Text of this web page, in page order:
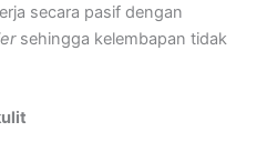
secara pasif dengan
sehingga kelembapan tidak